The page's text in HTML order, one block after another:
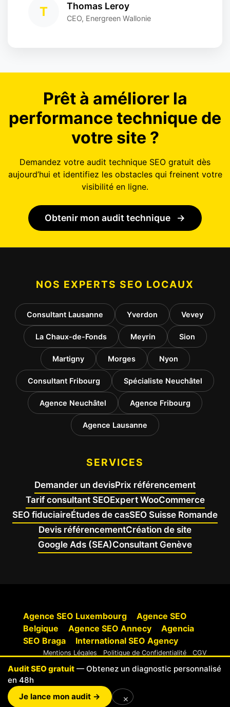
T Thomas Leroy
CEO, Energreen Wallonie
Prêt à améliorer la
performance technique de
votre site ?
Demandez votre audit technique SEO gratuit dès
aujourd’hui et identifiez les obstacles qui freinent votre
visibilité en ligne.
Obtenir mon audit technique →
NOS EXPERTS SEO LOCAUX
Consultant Lausanne Yverdon Vevey
La Chaux-de-Fonds Meyrin Sion
Martigny Morges Nyon
Consultant Fribourg Spécialiste Neuchâtel
Agence Neuchâtel Agence Fribourg
Agence Lausanne
SERVICES
Demander un devisPrix référencement
Tarif consultant SEOExpert WooCommerce
SEO fiduciaireÉtudes de casSEO Suisse Romande
Devis référencementCréation de site
Google Ads (SEA)Consultant Genève
Agence SEO Luxembourg
Agence SEO
Belgique
Agence SEO Annecy
Agencia
SEO Braga
International SEO Agency
Mentions Légales Politique de Confidentialité
CGV
Audit SEO gratuit — Obtenez un diagnostic personnalisé
en 48h
Je lance mon audit →
×